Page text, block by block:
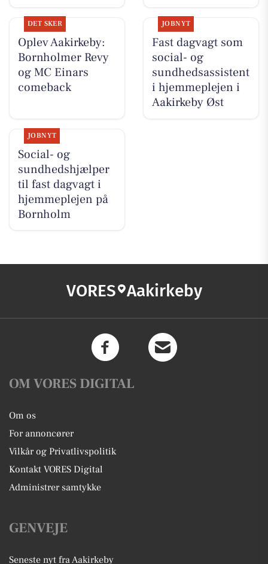
DET SKER
Oplev Aakirkeby:
Bornholmer Revy
og MC Einars
comeback
JOBNYT
Fast dagvagt som
social- og
sundhedsassistent
i hjemmeplejen i
Aakirkeby Øst
JOBNYT
Social- og
sundhedshjælper
til fast dagvagt i
hjemmeplejen på
Bornholm
VORES Aakirkeby
OM VORES DIGITAL
Om os
For annoncører
Vilkår og Privatlivspolitik
Kontakt VORES Digital
Administrer samtykke
GENVEJE
Seneste nyt fra Aakirkeby